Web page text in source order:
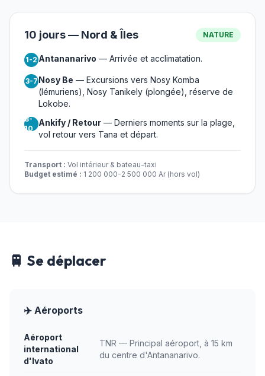
10 jours — Nord & Îles NATURE
1-2 Antananarivo — Arrivée et acclimatation.
3-7Nosy Be — Excursions vers Nosy Komba
(lémuriens), Nosy Tanikely (plongée), réserve de
Lokobe.
8-
10
Ankify / Retour — Derniers moments sur la plage,
vol retour vers Tana et départ.
Transport : Vol intérieur & bateau-taxi
Budget estimé : 1 200 000-2 500 000 Ar (hors vol)
🚆 Se déplacer
✈️ Aéroports
Aéroport
international
d'Ivato
TNR — Principal aéroport, à 15 km
du centre d'Antananarivo.